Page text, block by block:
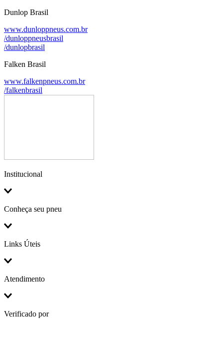
Dunlop Brasil
www.dunloppneus.com.br
/dunloppneusbrasil
/dunlopbrasil
Falken Brasil
www.falkenpneus.com.br
/falkenbrasil
Institucional
Conheça seu pneu
Links Úteis
Atendimento
Verificado por